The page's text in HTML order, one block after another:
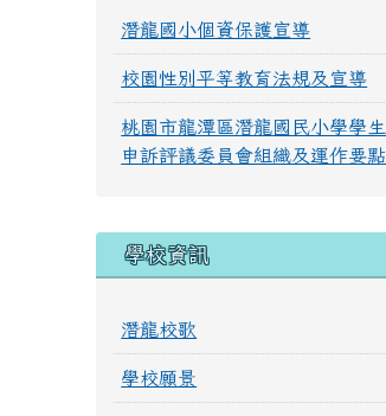
潛龍國小個資保護宣導
校園性別平等教育法規及宣導
桃園市龍潭區潛龍國民小學學生
申訴評議委員會組織及運作要點
學校資訊
潛龍校歌
學校願景